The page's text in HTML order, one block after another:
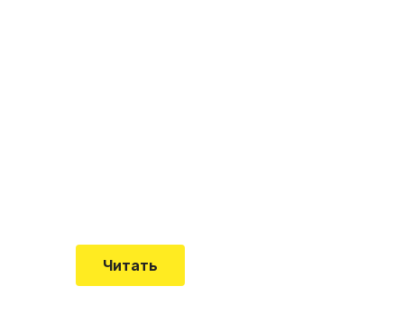
Читать